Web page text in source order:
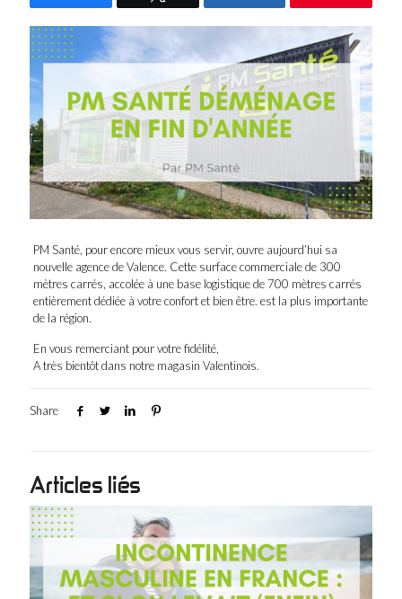
PM Santé, pour encore mieux vous servir, ouvre aujourd’hui sa
nouvelle agence de Valence. Cette surface commerciale de 300
mètres carrés, accolée à une base logistique de 700 mètres carrés
entièrement dédiée à votre confort et bien être. est la plus importante
de la région.
En vous remerciant pour votre fidélité,
A très bientôt dans notre magasin Valentinois.
Share
Articles liés